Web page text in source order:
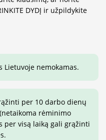
DYDĮ ir užpildykite
Lietuvoje nemokamas.
per 10 darbo dienų
rėminimo
per visą laiką gali grąžinti